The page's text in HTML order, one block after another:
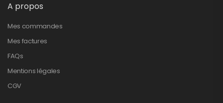
A propos
Mes commandes
Mes factures
FAQs
Mentions légales
CGV